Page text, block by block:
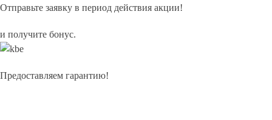
Отправьте заявку в период действия акции!
и получите бонус.
Предоставляем гарантию!